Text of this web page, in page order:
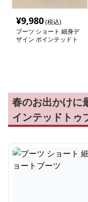
¥9,980(税込)
ブーツ ショート 細身デ
ザイン ポインテッドト
春のお出かけに
インテッドトゥ